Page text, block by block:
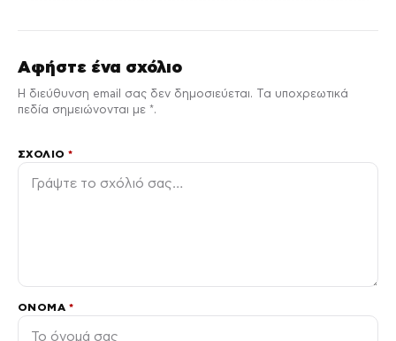
Αφήστε ένα σχόλιο
Η διεύθυνση email σας δεν δημοσιεύεται. Τα υποχρεωτικά
πεδία σημειώνονται με *.
ΣΧΌΛΙΟ*
ΌΝΟΜΑ *